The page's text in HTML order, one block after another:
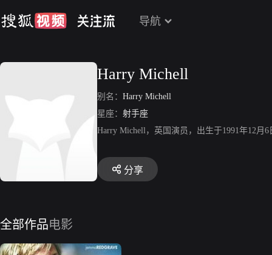
导航
Harry Michell
别名： Harry Michell
星座： 射手座
Harry Michell，英国演员，出生于1991年12月
分享
全部作品电影